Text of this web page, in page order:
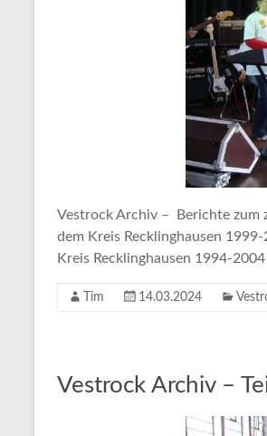
Vestrock Archiv – Berichte zum
dem Kreis Recklinghausen
Kreis Recklinghausen 1994-
Tim 14.03.2024
Vestrock Archiv –